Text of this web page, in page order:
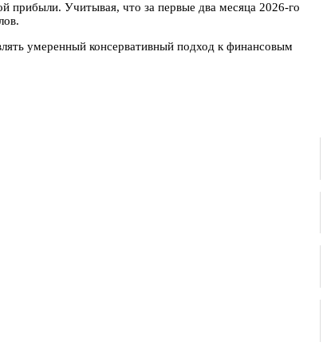
прибыли. Учитывая, что за первые два месяца 2026-го
умеренный консервативный подход к финансовым